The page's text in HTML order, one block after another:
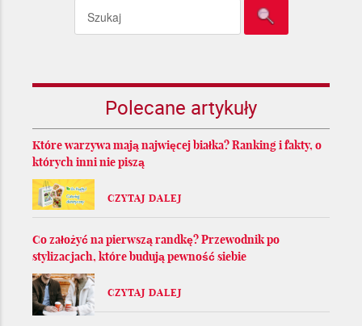
Polecane artykuły
Które warzywa mają najwięcej białka? Ranking i fakty, o
których inni nie piszą
CZYTAJ DALEJ
Co założyć na pierwszą randkę? Przewodnik po
stylizacjach, które budują pewność siebie
CZYTAJ DALEJ